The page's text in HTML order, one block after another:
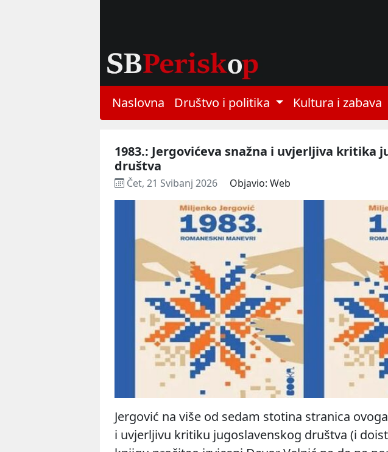
Naslovna Društvo i politika Kultura i zabava
1983.: Jergovićeva snažna i uvjerljiva kritika
društva
Čet, 21 Svibanj 2026 Objavio: Web
Jergović na više od sedam stotina stranica
i uvjerljivu kritiku jugoslavenskog društva (i